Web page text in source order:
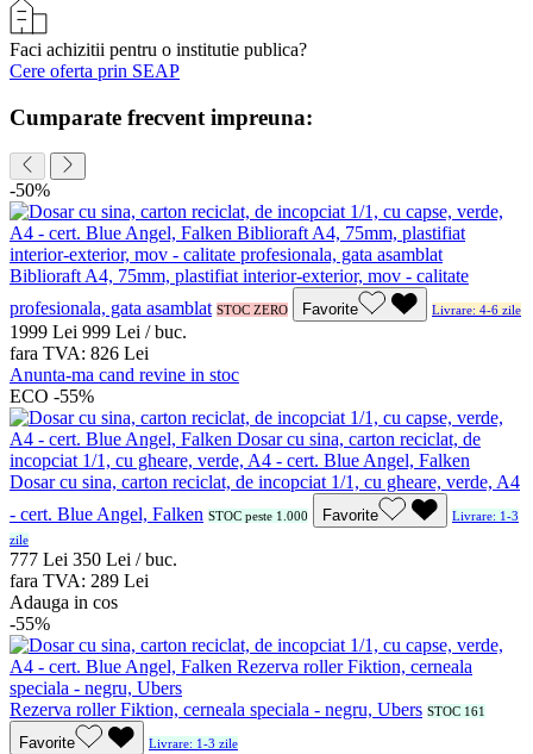
Faci achizitii pentru o institutie publica?
Cere oferta prin SEAP
Cumparate frecvent impreuna:
-50%
Biblioraft A4, 75mm, plastifiat interior-exterior, mov - calitate
profesionala, gata asamblat STOC ZERO Favorite Livrare: 4-6 zile
1999 Lei 999 Lei / buc.
fara TVA: 826 Lei
Anunta-ma cand revine in stoc
ECO -55%
Dosar cu sina, carton reciclat, de incopciat 1/1, cu gheare, verde, A4
- cert. Blue Angel, Falken STOC peste 1.000 Favorite
Livrare: 1-3
zile
777 Lei 350 Lei / buc.
fara TVA: 289 Lei
Adauga in cos
-55%
Rezerva roller Fiktion, cerneala speciala - negru, Ubers STOC 161
Favorite Livrare: 1-3 zile